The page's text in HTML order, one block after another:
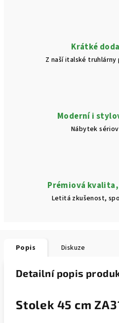
Krátké
Z naší italské truhlárny
Moderní i
Nábytek
Prémiová
Letitá zkušenost,
Popis Diskuze
Detailní popis
Stolek 45 cm